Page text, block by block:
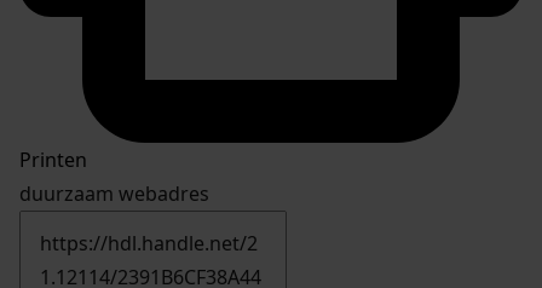
Printen
duurzaam webadres